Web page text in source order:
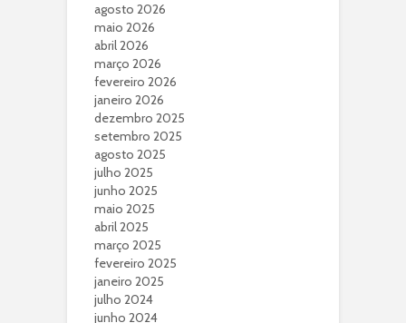
agosto 2026
maio 2026
abril 2026
março 2026
fevereiro 2026
janeiro 2026
dezembro 2025
setembro 2025
agosto 2025
julho 2025
junho 2025
maio 2025
abril 2025
março 2025
fevereiro 2025
janeiro 2025
julho 2024
junho 2024